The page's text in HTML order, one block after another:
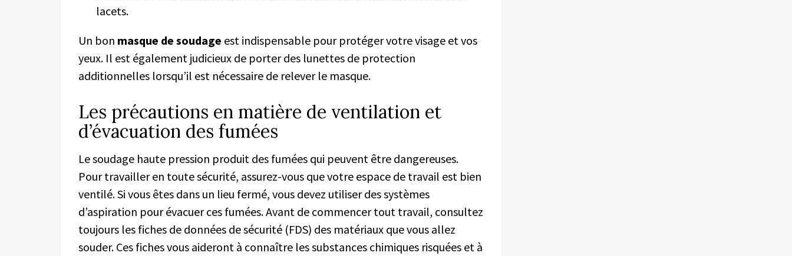
lacets.
Un bon masque de soudage est indispensable pour protéger votre visage et vos
yeux. Il est également judicieux de porter des lunettes de protection
additionnelles lorsqu’il est nécessaire de relever le masque.
Les précautions en matière de ventilation et
d’évacuation des fumées
Le soudage haute pression produit des fumées qui peuvent être dangereuses.
Pour travailler en toute sécurité, assurez-vous que votre espace de travail est bien
ventilé. Si vous êtes dans un lieu fermé, vous devez utiliser des systèmes
d’aspiration pour évacuer ces fumées. Avant de commencer tout travail, consultez
toujours les fiches de données de sécurité (FDS) des matériaux que vous allez
souder. Ces fiches vous aideront à connaître les substances chimiques risquées et à